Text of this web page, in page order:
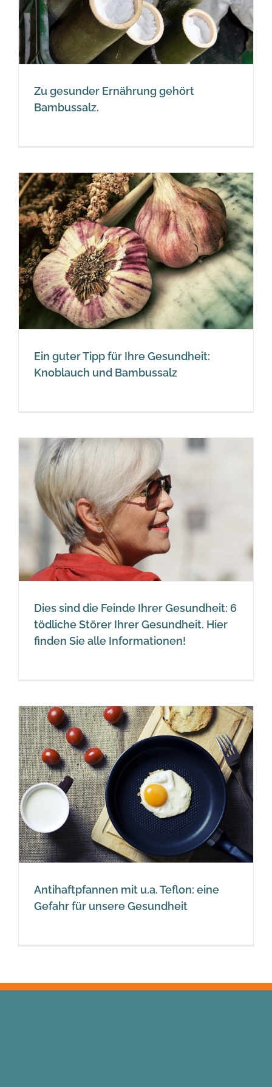
Zu gesunder Ernährung gehört
Bambussalz.
Ein guter Tipp für Ihre Gesundheit:
Knoblauch und Bambussalz
Dies sind die Feinde Ihrer Gesundheit: 6
tödliche Störer Ihrer Gesundheit. Hier
finden Sie alle Informationen!
Antihaftpfannen mit u.a. Teflon: eine
Gefahr für unsere Gesundheit